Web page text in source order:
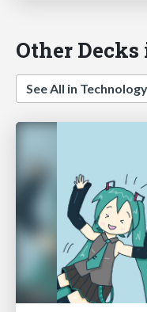
Other
See All in Technology